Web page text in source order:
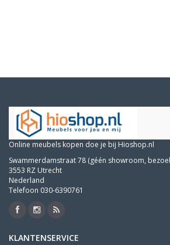
Online meubels kopen doe je bij Hioshop.nl
Swammerdamstraat 78 (géén showroom,
3553 RZ Utrecht
Nederland
Telefoon 030-6390761
KLANTENSERVICE